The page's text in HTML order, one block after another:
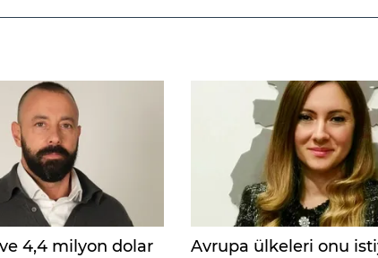
4,4 milyon dolar
Avrupa ülkeleri onu